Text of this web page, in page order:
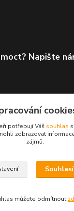
Napište
potřebují Váš souhlas
zobrazovat
zájmů.
můžete odmítnout